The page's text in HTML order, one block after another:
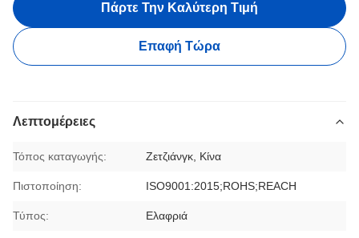
Πάρτε Την Καλύτερη Τιμή
Επαφή Τώρα
Λεπτομέρειες
Τόπος καταγωγής: Ζετζιάνγκ, Κίνα
Πιστοποίηση: ISO9001:2015;ROHS;REACH
Τύπος: Ελαφριά